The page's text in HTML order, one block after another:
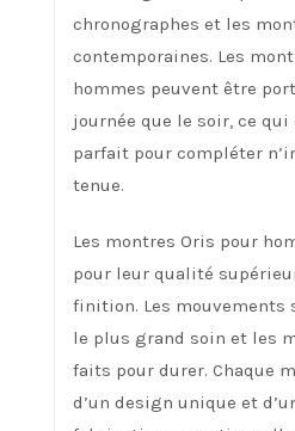
chronographes et les
contemporaines. Les
hommes peuvent être
journée que le soir, ce qui
parfait pour compléter
tenue.
Les montres Oris pour
pour leur qualité
finition. Les mouvements
le plus grand soin et les
faits pour durer. Chaque
d’un design unique et